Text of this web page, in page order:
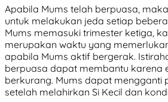
Apabila Mums telah berpuasa,
untuk melakukan jeda setiap
Mums memasuki trimester ketiga,
merupakan waktu yang
apabila Mums aktif bergerak.
berpuasa dapat membantu karena
berkurang. Mums dapat mengganti
setelah melahirkan Si Kecil dan